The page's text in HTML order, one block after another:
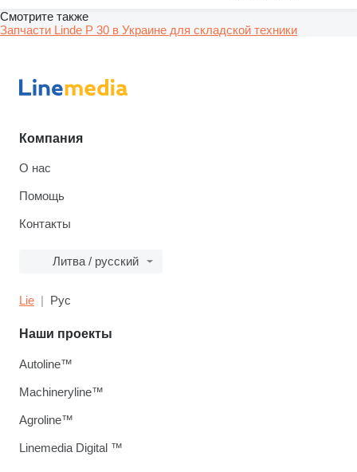
Смотрите также
Запчасти Linde P 30 в Украине для складской техники
Компания
О нас
Помощь
Контакты
Литва / русский
Lie Рус
Наши проекты
Autoline™
Machineryline™
Agroline™
Linemedia Digital ™